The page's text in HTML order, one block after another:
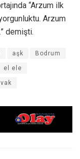
“Arzum ilk
Arzum
demişti.
aşk Bodrum
el ele